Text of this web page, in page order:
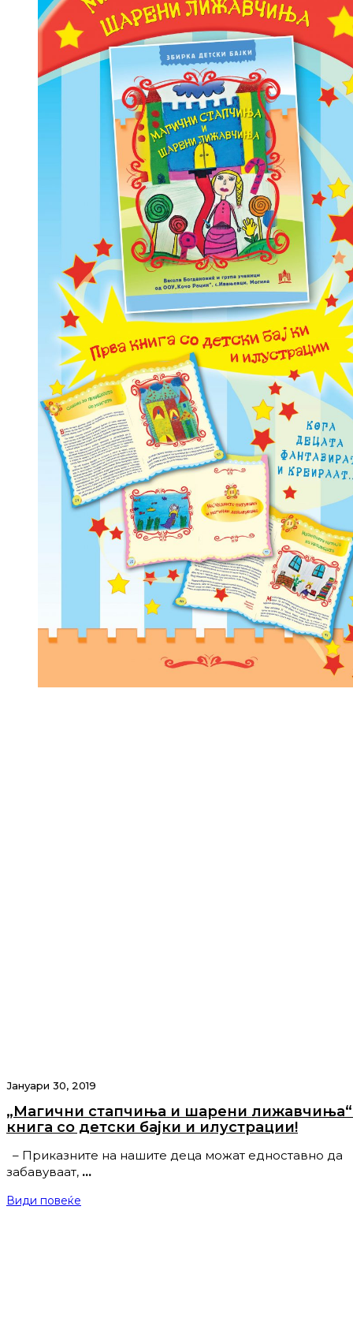
Јануари 30, 2019
„Магични стапчиња и шарени лижавчиња“
книга со детски бајки и илустрации!
– Приказните на нашите деца можат едноставно да
забавуваат, …
Види повеќе